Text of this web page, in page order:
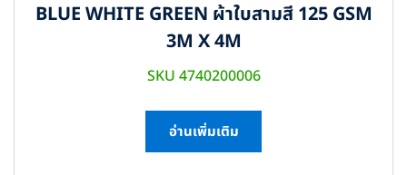
BLUE WHITE GREEN ผ้าใบสามสี 125 GSM
3M X 4M
SKU 4740200006
อ่านเพิ่มเติม